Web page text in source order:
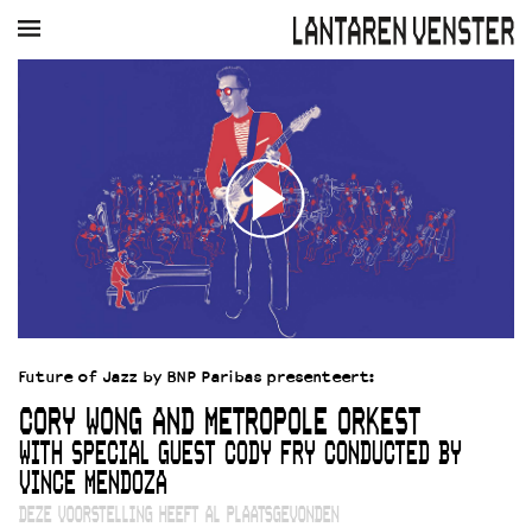
RESTAURANT
PLAN JE BEZOEK
Openingstijden & contact
Bereikbaarheid
Kaartverkoop
EDUCATIE
Schoolvoorstellingen
Filmprogramma’s Primair Onderwijs
Filmprogramma’s VO/MBO
Speciale educatieprogramma’s
Future of Jazz by BNP Paribas presenteert:
CORY WONG AND METROPOLE ORKEST
WITH SPECIAL GUEST CODY FRY CONDUCTED BY
VINCE MENDOZA
DEZE VOORSTELLING HEEFT AL PLAATSGEVONDEN